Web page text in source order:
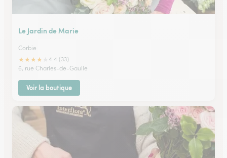
Le Jardin de Marie
Corbie
★★★★
4.4 (33)
6, rue Charles-de-Gaulle
Voir la boutique